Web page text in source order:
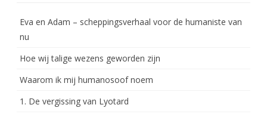
Eva en Adam – scheppingsverhaal voor de humaniste van
nu
Hoe wij talige wezens geworden zijn
Waarom ik mij humanosoof noem
1. De vergissing van Lyotard